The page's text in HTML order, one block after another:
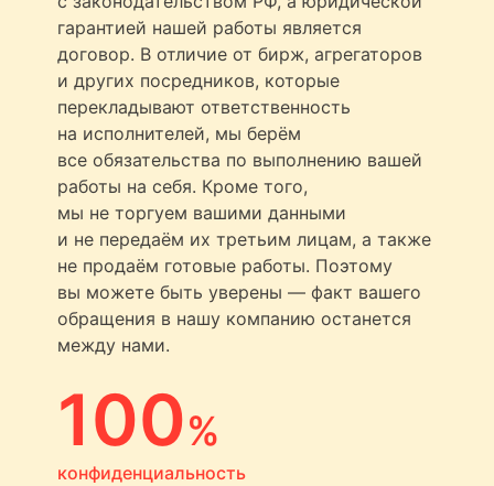
гарантией нашей работы является
договор. В отличие от бирж, агрегаторов
и других посредников, которые
перекладывают ответственность
на исполнителей, мы берём
все обязательства по выполнению вашей
работы на себя. Кроме того,
мы не торгуем вашими данными
и не передаём их третьим лицам, а также
не продаём готовые работы. Поэтому
вы можете быть уверены — факт вашего
обращения в нашу компанию останется
между нами.
100%
конфиденциальность